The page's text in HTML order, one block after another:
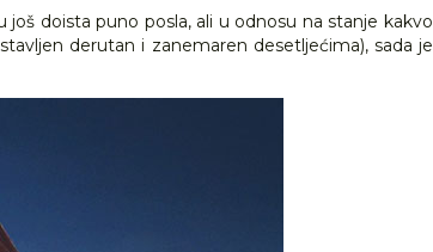
doista puno posla, ali u odnosu na stanje kakvo
derutan i zanemaren desetljećima), sada je